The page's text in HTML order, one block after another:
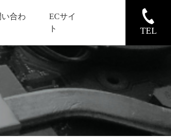
い合わ
ECサイ
ト
TEL